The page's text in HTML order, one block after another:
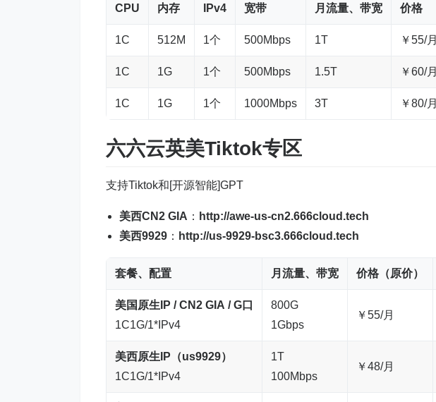
CPU 内存 IPv4 宽带 月流量、带宽 价格
1C 512M 1个 500Mbps 1T ￥55/月
1C 1G 1个 500Mbps 1.5T ￥60/月
1C 1G 1个 1000Mbps 3T ￥80/月
六六云英美Tiktok专区
支持Tiktok和[开源智能]GPT
美西CN2 GIA ： http://awe-us-cn2.666cloud.tech
美西9929 ： http://us-9929-bsc3.666cloud.tech
套餐、配置 月流量、带宽 价格（原价）
美国原生IP /CN2 GIA /G口
1C1G/1*IPv4
800G
1Gbps
￥55/月
美西原生IP （us9929）
1C1G/1*IPv4
1T
100Mbps
￥48/月